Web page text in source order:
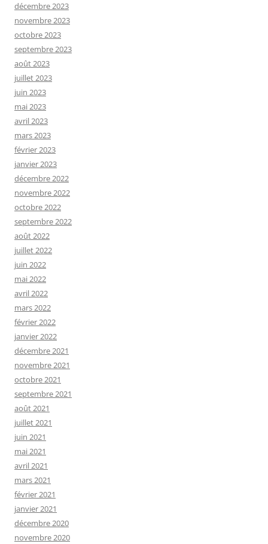
décembre 2023
novembre 2023
octobre 2023
septembre 2023
août 2023
juillet 2023
juin 2023
mai 2023
avril 2023
mars 2023
février 2023
janvier 2023
décembre 2022
novembre 2022
octobre 2022
septembre 2022
août 2022
juillet 2022
juin 2022
mai 2022
avril 2022
mars 2022
février 2022
janvier 2022
décembre 2021
novembre 2021
octobre 2021
septembre 2021
août 2021
juillet 2021
juin 2021
mai 2021
avril 2021
mars 2021
février 2021
janvier 2021
décembre 2020
novembre 2020